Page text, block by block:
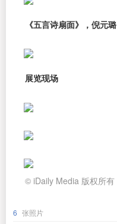
《五言诗扇面》，倪元
展览现场
© iDaily Media 版权所有
6 张照片